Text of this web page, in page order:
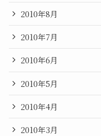
2010年8月
2010年7月
2010年6月
2010年5月
2010年4月
2010年3月